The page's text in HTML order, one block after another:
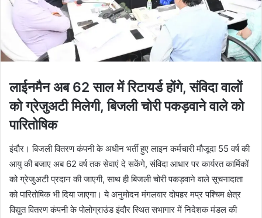
लाईनमैन अब 62 साल में रिटायर्ड होंगे, संविदा वालों
को ग्रेजुअटी मिलेगी, बिजली चोरी पकड़वाने वाले को
पारितोषिक
इंदौर। बिजली वितरण कंपनी के अधीन भर्ती हुए लाइन कर्मचारी मौजूदा 55 वर्ष की
आयु की बजाए अब 62 वर्ष तक सेवाएं दे सकेंगे, संविदा आधार पर कार्यरत कार्मिकों
को ग्रेजुअटी प्रदान की जाएगी, साथ ही बिजली चोरी पकड़वाने वाले सूचनादाता
को पारितोषिक भी दिया जाएगा। ये अनुमोदन मंगलवार दोपहर मप्र पश्चिम क्षेत्र
विद्युत वितरण कंपनी के पोलोग्राउंड इंदौर स्थित सभागार में निदेशक मंडल की